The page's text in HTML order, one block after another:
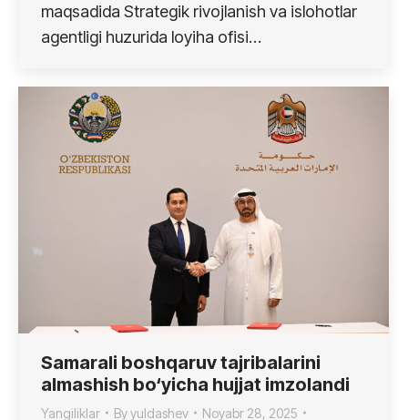
maqsadida Strategik rivojlanish va islohotlar
agentligi huzurida loyiha ofisi…
Samarali boshqaruv tajribalarini
almashish bo‘yicha hujjat imzolandi
Yangiliklar Byyuldashev
Noyabr 28, 2025